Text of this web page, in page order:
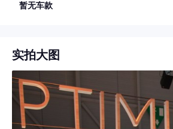
暂无车款
实拍大图